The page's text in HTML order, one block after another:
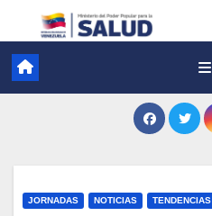
JORNADAS NOTICIAS TENDENCIAS